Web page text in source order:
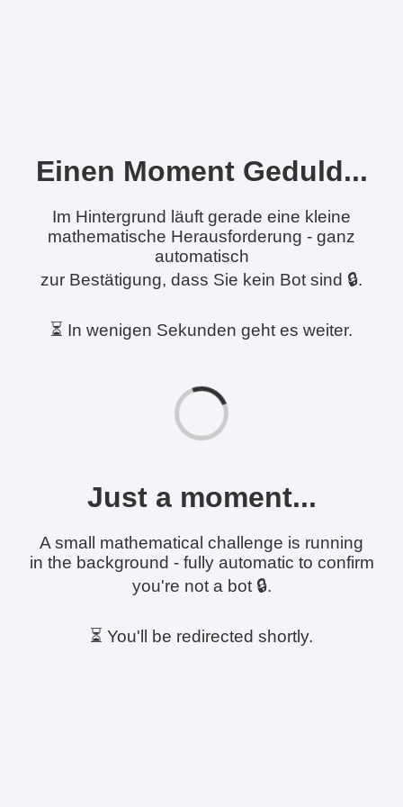
Einen Moment Geduld...
Im Hintergrund läuft gerade eine kleine
mathematische Herausforderung - ganz
automatisch
zur Bestätigung, dass Sie kein Bot sind 🔒.
⏳ In wenigen Sekunden geht es weiter.
Just a moment...
A small mathematical challenge is running
in the background - fully automatic to confirm
you're not a bot 🔒.
⏳ You'll be redirected shortly.